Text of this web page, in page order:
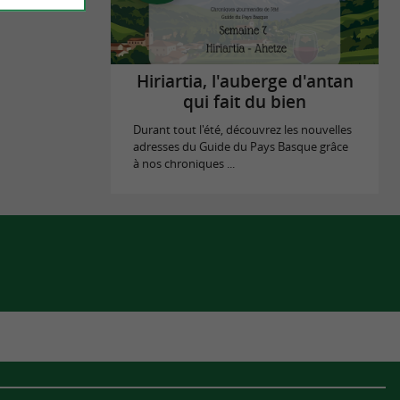
Hiriartia, l'auberge d'antan
qui fait du bien
Durant tout l'été, découvrez les nouvelles
adresses du Guide du Pays Basque grâce
à nos chroniques ...